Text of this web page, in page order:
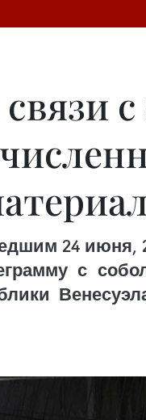
24 июня,
с